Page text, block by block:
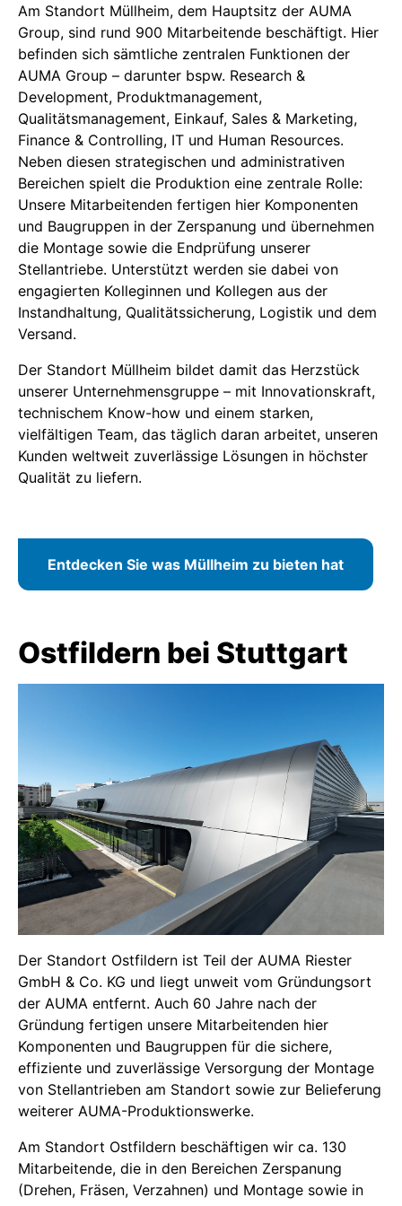
Am Standort Müllheim, dem Hauptsitz der AUMA
Group, sind rund 900 Mitarbeitende beschäftigt. Hier
befinden sich sämtliche zentralen Funktionen der
AUMA Group – darunter bspw. Research &
Development, Produktmanagement,
Qualitätsmanagement, Einkauf, Sales & Marketing,
Finance & Controlling, IT und Human Resources.
Neben diesen strategischen und administrativen
Bereichen spielt die Produktion eine zentrale Rolle:
Unsere Mitarbeitenden fertigen hier Komponenten
und Baugruppen in der Zerspanung und übernehmen
die Montage sowie die Endprüfung unserer
Stellantriebe. Unterstützt werden sie dabei von
engagierten Kolleginnen und Kollegen aus der
Instandhaltung, Qualitätssicherung, Logistik und dem
Versand.
Der Standort Müllheim bildet damit das Herzstück
unserer Unternehmensgruppe – mit Innovationskraft,
technischem Know-how und einem starken,
vielfältigen Team, das täglich daran arbeitet, unseren
Kunden weltweit zuverlässige Lösungen in höchster
Qualität zu liefern.
Entdecken Sie was Müllheim zu bieten hat
Ostfildern bei Stuttgart
Der Standort Ostfildern ist Teil der AUMA Riester
GmbH & Co. KG und liegt unweit vom Gründungsort
der AUMA entfernt. Auch 60 Jahre nach der
Gründung fertigen unsere Mitarbeitenden hier
Komponenten und Baugruppen für die sichere,
effiziente und zuverlässige Versorgung der Montage
von Stellantrieben am Standort sowie zur Belieferung
weiterer AUMA-Produktionswerke.
Am Standort Ostfildern beschäftigen wir ca. 130
Mitarbeitende, die in den Bereichen Zerspanung
(Drehen, Fräsen, Verzahnen) und Montage sowie in